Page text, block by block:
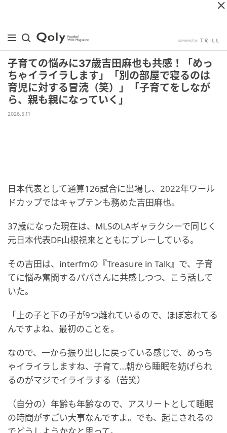
子育ての悩みに37歳吉田麻也も共感！「めっ
ちゃイライラします」「別の部屋で寝るのは
育児に対する冒涜（笑）」「子育てをしなが
ら、親も親になっていく」
2026.5.11
日本代表として通算126試合に出場し、2022年ワール
ドカップではキャプテンも務めた吉田麻也。
37歳になった現在は、MLSのLAギャラクシーで同じく
元日本代表DF山根視来とともにプレーしている。
その吉田は、interfmの『Treasure in Talk』で、子育
てに悩み奮闘するパパさんに共感しつつ、こう話して
いた。
「上の子と下の子が9つ離れているので、ほぼ忘れてる
んですよね、最初のことを。
なので、一から振り出しに戻っている感じで、めっち
ゃイライラしますね、子育て…朝から睡眠を妨げられ
るのがマジでイライラする（苦笑）
（自分の）年齢も年齢なので、アスリートとして睡眠
の時間がすごい大事なんですよ。でも、起こされるの